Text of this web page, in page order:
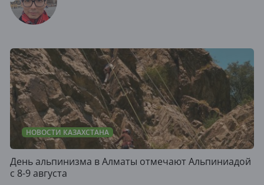
НОВОСТИ КАЗАХСТАНА
День альпинизма в Алматы отмечают Альпиниадой
с 8-9 августа